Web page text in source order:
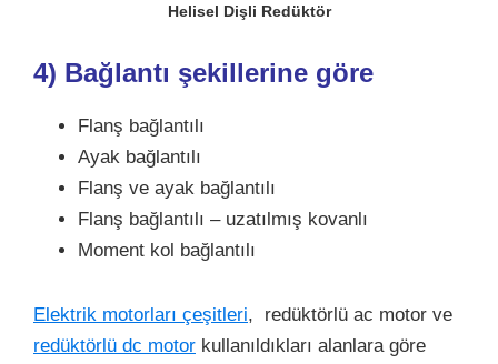
Helisel Dişli Redüktör
4) Bağlantı şekillerine göre
Flanş bağlantılı
Ayak bağlantılı
Flanş ve ayak bağlantılı
Flanş bağlantılı – uzatılmış kovanlı
Moment kol bağlantılı
Elektrik motorları çeşitleri, redüktörlü ac motor ve
redüktörlü dc motor kullanıldıkları alanlara göre